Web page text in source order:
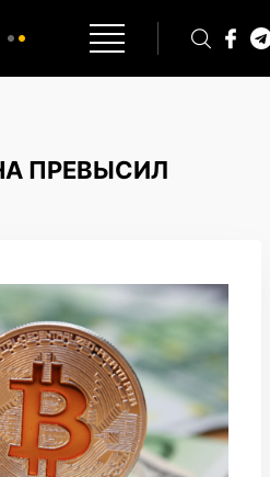
ПРЕВЫСИЛ